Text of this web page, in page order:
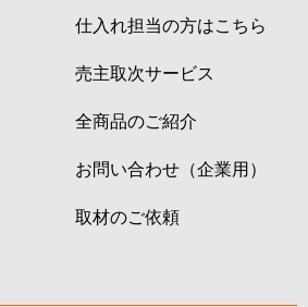
仕入れ担当の方はこちら
売主取次サービス
全商品のご紹介
お問い合わせ（企業用）
取材のご依頼